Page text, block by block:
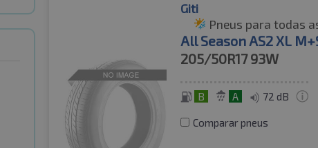
Giti
Pneus para todas
All Season AS2 XL
205/50R1793W
B A 72 dB
Comparar pneus